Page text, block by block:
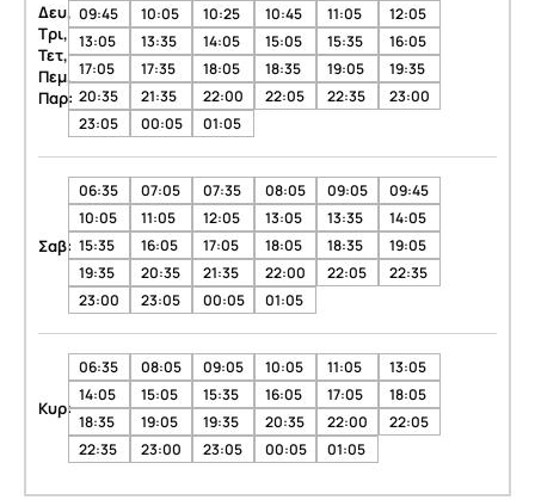
Δευ,
Τρι,
Τετ,
Πεμ,
Παρ:
09:45
10:05 10:25 10:45 11:05
12:05
13:05
13:35 14:05 15:05 15:35
16:05
17:05
17:35 18:05 18:35 19:05
19:35
20:35
21:35 22:00 22:05 22:35
23:00
23:05
00:05 01:05
Σαβ:
06:35 07:05 07:35 08:05 09:05
09:45
10:05
11:05 12:05 13:05 13:35
14:05
15:35
16:05 17:05 18:05 18:35
19:05
19:35
20:35 21:35 22:00 22:05
22:35
23:00
23:05 00:05 01:05
Κυρ:
06:35 08:05 09:05 10:05 11:05
13:05
14:05
15:05 15:35 16:05 17:05
18:05
18:35
19:05 19:35 20:35 22:00
22:05
22:35
23:00 23:05 00:05 01:05